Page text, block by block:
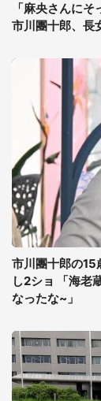
「麻央さんに
市川團十郎、長
市川團十郎の15
し2ショ 「海老
なったな~」